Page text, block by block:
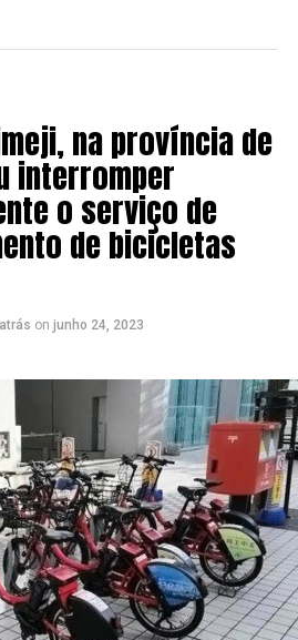
na província de
interromper
o serviço de
de bicicletas
on junho 24, 2023